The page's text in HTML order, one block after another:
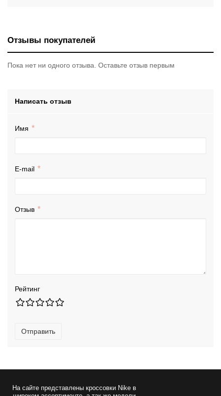
Отзывы покупателей
Пока нет ни одного отзыва. Оставьте отзыв первым
Написать отзыв
Имя
E-mail
Отзыв
Рейтинг
Отправить
На сайте представлены кроссовки Nikeв